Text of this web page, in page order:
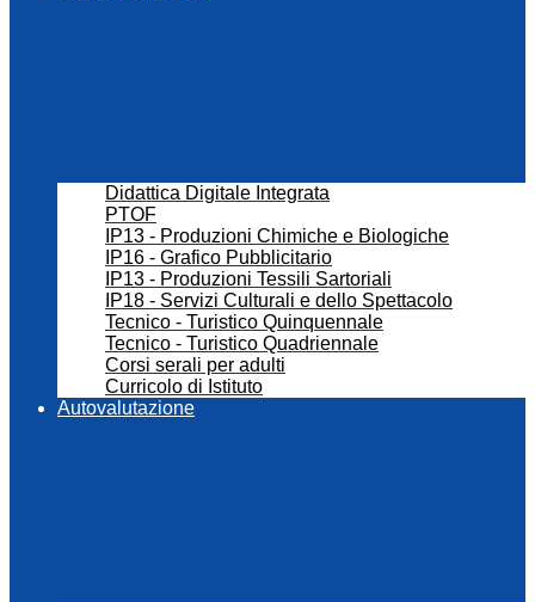
Didattica Digitale Integrata
PTOF
IP13 - Produzioni Chimiche e Biologiche
IP16 - Grafico Pubblicitario
IP13 - Produzioni Tessili Sartoriali
IP18 - Servizi Culturali e dello Spettacolo
Tecnico - Turistico Quinquennale
Tecnico - Turistico Quadriennale
Corsi serali per adulti
Curricolo di Istituto
Autovalutazione